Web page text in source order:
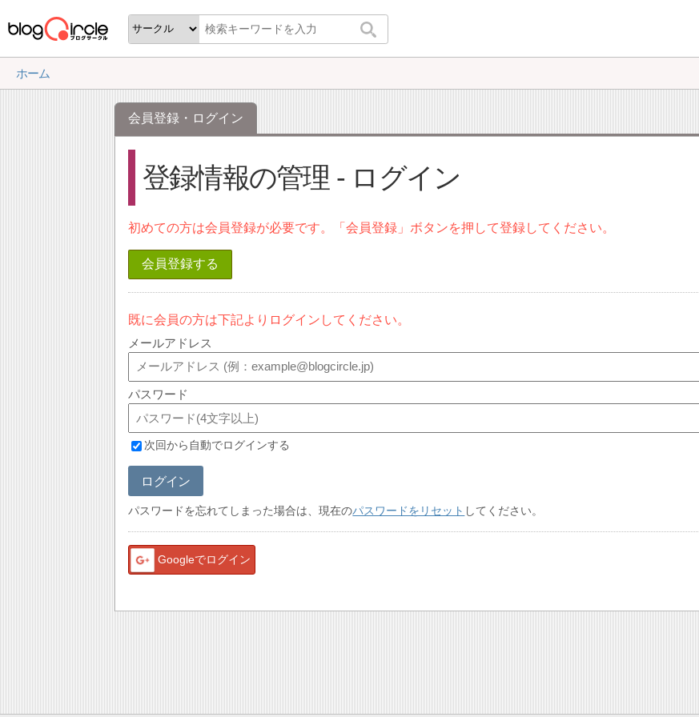
ホーム
会員登録・ログイン
登録情報の管理 - ログイン
初めての方は会員登録が必要です。「会員登録」ボタンを押して登録してください。
会員登録する
既に会員の方は下記よりログインしてください。
メールアドレス
パスワード
次回から自動でログインする
ログイン
パスワードを忘れてしまった場合は、現在のパスワードをリセット してください。
Googleでログイン